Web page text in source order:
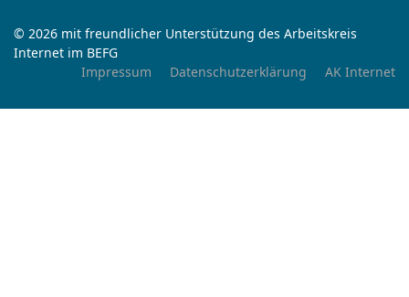
© 2026 mit freundlicher Unterstützung des Arbeitskreis
Internet im BEFG
Impressum
Datenschutzerklärung AK Internet